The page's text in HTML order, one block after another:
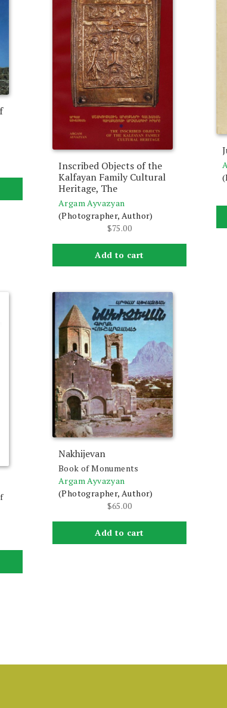
Inscribed Objects of the
Kalfayan Family Cultural
Heritage, The
Argam Ayvazyan
(Photographer, Author)
$75.00
Add to cart
Nakhijevan
Book of Monuments
Argam Ayvazyan
(Photographer, Author)
$65.00
Add to cart